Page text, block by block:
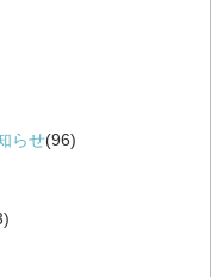
らせ(96)